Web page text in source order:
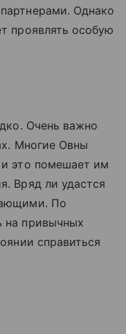
Однако
проявлять особую
Очень важно
Многие Овны
это помешает им
Вряд ли удастся
По
на привычных
справиться